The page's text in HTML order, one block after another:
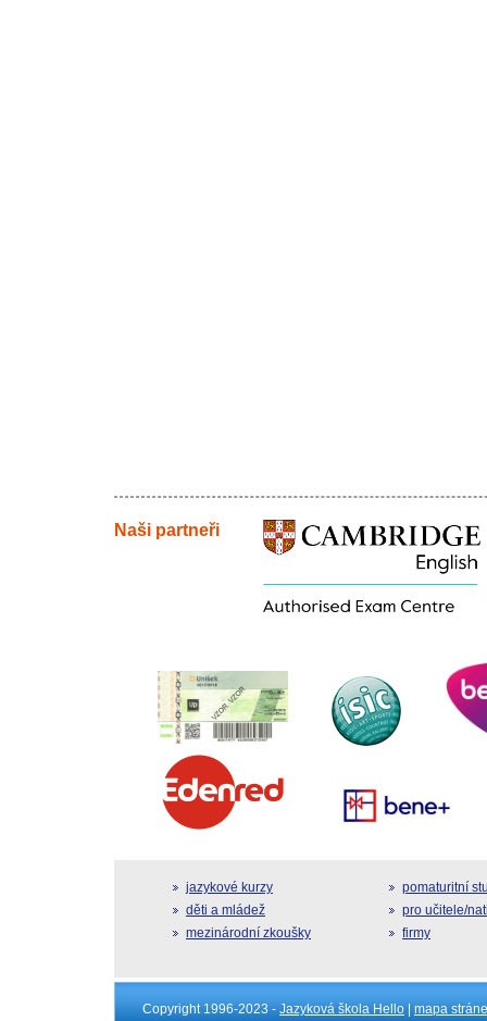
Naši partneři
jazykové kurzy
děti a mládež
mezinárodní zkoušky
pomaturitní
pro učitele/
firmy
Copyright 1996-2023 - Jazyková škola Hello mapa